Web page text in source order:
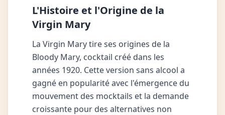
L'Histoire et l'Origine de la
Virgin Mary
La Virgin Mary tire ses origines de la
Bloody Mary, cocktail créé dans les
années 1920. Cette version sans alcool a
gagné en popularité avec l'émergence du
mouvement des mocktails et la demande
croissante pour des alternatives non